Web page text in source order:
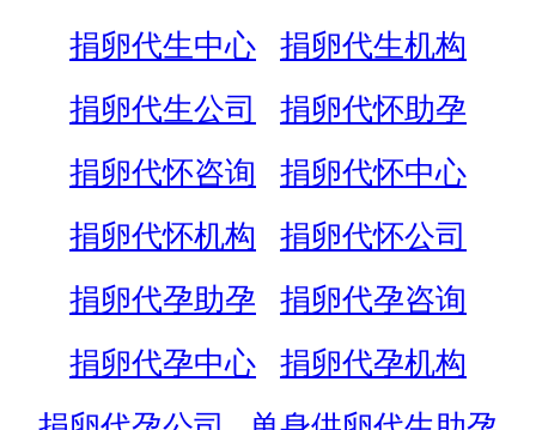
捐卵代生中心
捐卵代生机构
捐卵代生公司
捐卵代怀助孕
捐卵代怀咨询
捐卵代怀中心
捐卵代怀机构
捐卵代怀公司
捐卵代孕助孕
捐卵代孕咨询
捐卵代孕中心
捐卵代孕机构